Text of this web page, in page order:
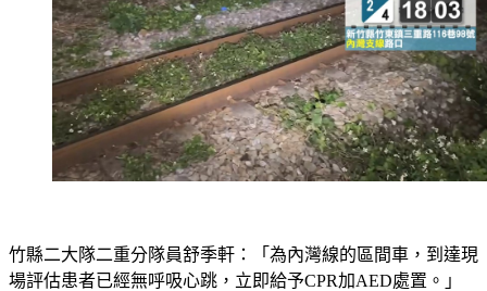
竹縣二大隊二重分隊員舒季軒：「為內灣線的區間車，到達現
場評估患者已經無呼吸心跳，立即給予CPR加AED處置。」